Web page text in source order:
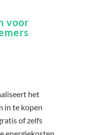
voor
het
in te kopen
of zelfs